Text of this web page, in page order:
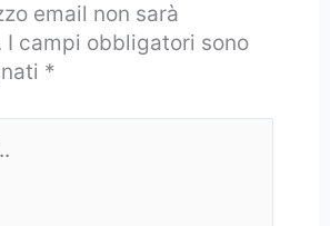
email non sarà
I campi obbligatori sono
*